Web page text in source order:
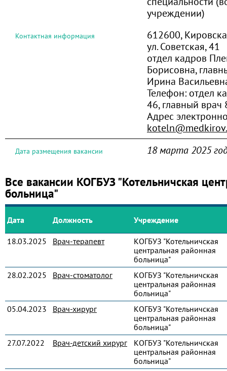
учреждении)
Контактная информация
612600,
ул. Советская, 41
отдел кадров
Борисовна,
Ирина
Телефон: отдел
46, главный
Адрес
Дата размещения вакансии 18 марта 2025
Все вакансии КОГБУЗ "Котельничская
больница"
Дата Должность Учреждение
18.03.2025 Врач-терапевт
КОГБУЗ "Котельничская
центральная районная
больница"
28.02.2025
Врач-стоматолог
КОГБУЗ "Котельничская
центральная районная
больница"
05.04.2023
Врач-хирург
КОГБУЗ "Котельничская
центральная районная
больница"
27.07.2022
Врач-детский хирург
КОГБУЗ "Котельничская
центральная районная
больница"